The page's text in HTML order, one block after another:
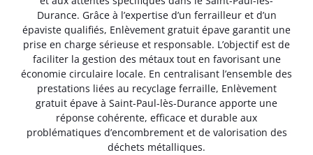
Durance. Grâce à l’expertise d’un ferrailleur et d’un
épaviste qualifiés, Enlèvement gratuit épave garantit une
prise en charge sérieuse et responsable. L’objectif est de
faciliter la gestion des métaux tout en favorisant une
économie circulaire locale. En centralisant l’ensemble des
prestations liées au recyclage ferraille, Enlèvement
gratuit épave à Saint-Paul-lès-Durance apporte une
réponse cohérente, efficace et durable aux
problématiques d’encombrement et de valorisation des
déchets métalliques.